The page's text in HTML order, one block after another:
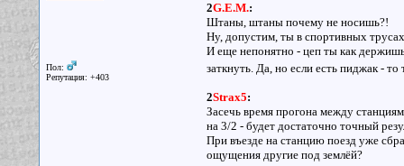
Пол:
Репутация: +403
2G.E.M.:
Штаны, штаны почему не носишь?!
Ну, допустим, ты в спортивных
И еще непонятно - цеп ты как
заткнуть. Да, но если есть пиджак -
2Strax5:
Засечь время прогона между
на 3/2 - будет достаточно точный
При въезде на станцию поезд уже
ощущения другие под землёй?